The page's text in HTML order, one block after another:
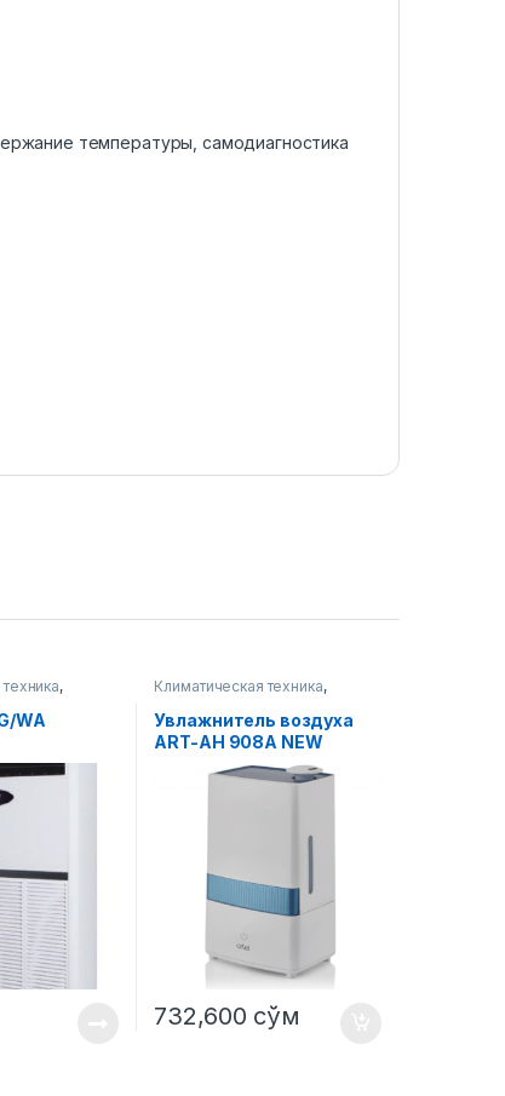
температуры, самодиагностика
,
WA
Климатическая техника,
Увлажнитель воздуха
ART-AH 908A NEW
732,600 сўм